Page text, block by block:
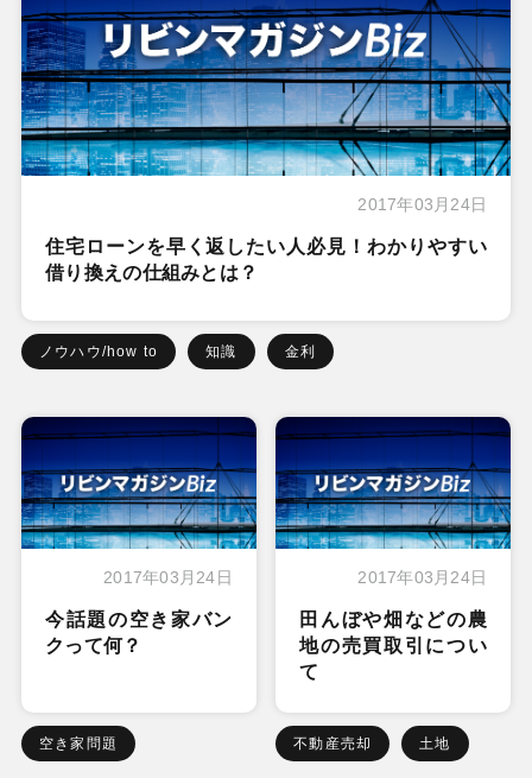
2017年03月24日
住宅ローンを早く返したい人必見！わかりやすい
借り換えの仕組みとは？
ノウハウ/how to 知識 金利
2017年03月24日
今話題の空き家バン
クって何？
空き家問題
2017年03月24日
田んぼや畑などの農
地の売買取引につい
て
不動産売却 土地